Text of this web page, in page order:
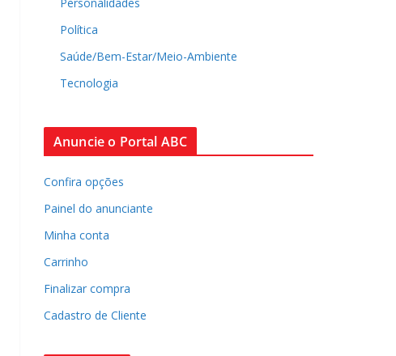
Política
Saúde/Bem-Estar/Meio-Ambiente
Tecnologia
Anuncie o Portal ABC
Confira opções
Painel do anunciante
Minha conta
Carrinho
Finalizar compra
Cadastro de Cliente